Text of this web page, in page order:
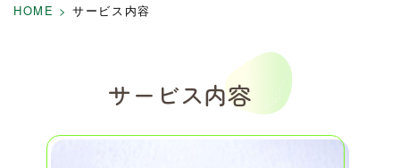
HOME >サービス内容
サービス内容